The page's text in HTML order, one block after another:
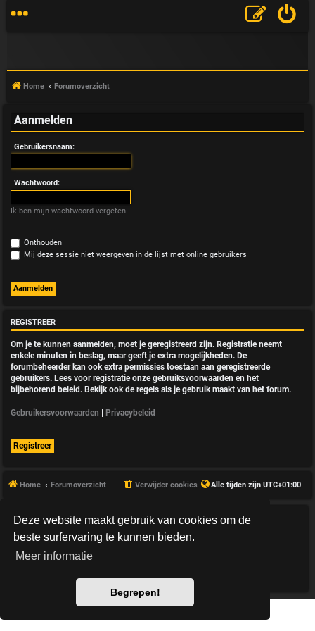
Deze website maakt gebruik van cookies om de
beste surfervaring te kunnen bieden.
Meer informatie
Begrepen!
V
&
A
Home Forumoverzicht
Aanmelden
Gebruikersnaam:
Wachtwoord:
Ik ben mijn wachtwoord vergeten
Onthouden
Mij deze sessie niet weergeven in de lijst met online gebruikers
REGISTREER
Om je te kunnen aanmelden, moet je geregistreerd zijn. Registratie neemt
enkele minuten in beslag, maar geeft je extra mogelijkheden. De
forumbeheerder kan ook extra permissies toestaan aan geregistreerde
gebruikers. Lees voor registratie onze gebruiksvoorwaarden en het
bijbehorend beleid. Bekijk ook de regels als je gebruik maakt van het forum.
Gebruikersvoorwaarden | Privacybeleid
Registreer
Home Forumoverzicht Alle tijden zijn UTC+01:00
Verwijder cookies
*HexagonReborn style byMannixMD
Style Version: 3.2.10
Powered by
Privacy|Gebruikersvoorwaarden